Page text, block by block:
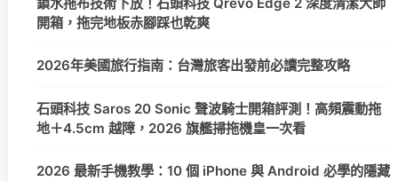
開箱，拖完地板赤腳踩也乾爽
2026年美國旅行指南：台灣旅客出發前必讀完整攻略
石頭科技 Saros 20 Sonic 聲波騎士開箱評測！高頻震動拖
地＋4.5cm 越障，2026 旗艦掃拖機皇一次看
2026 最新手機教學：10 個 iPhone 與 Android 必學的隱藏